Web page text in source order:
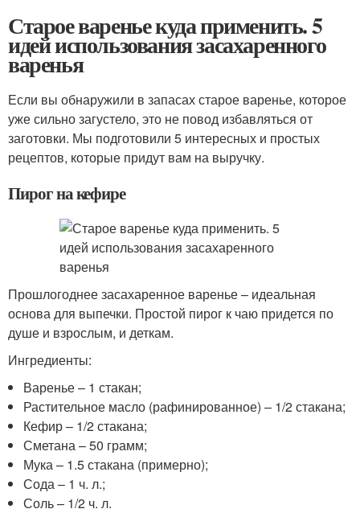
Старое варенье куда применить. 5
идей использования засахаренного
варенья
Если вы обнаружили в запасах старое варенье, которое
уже сильно загустело, это не повод избавляться от
заготовки. Мы подготовили 5 интересных и простых
рецептов, которые придут вам на выручку.
Пирог на кефире
Прошлогоднее засахаренное варенье – идеальная
основа для выпечки. Простой пирог к чаю придется по
душе и взрослым, и деткам.
Ингредиенты:
Варенье – 1 стакан;
Растительное масло (рафинированное) – 1/2 стакана;
Кефир – 1/2 стакана;
Сметана – 50 грамм;
Мука – 1.5 стакана (примерно);
Сода – 1 ч. л.;
Соль – 1/2 ч. л.